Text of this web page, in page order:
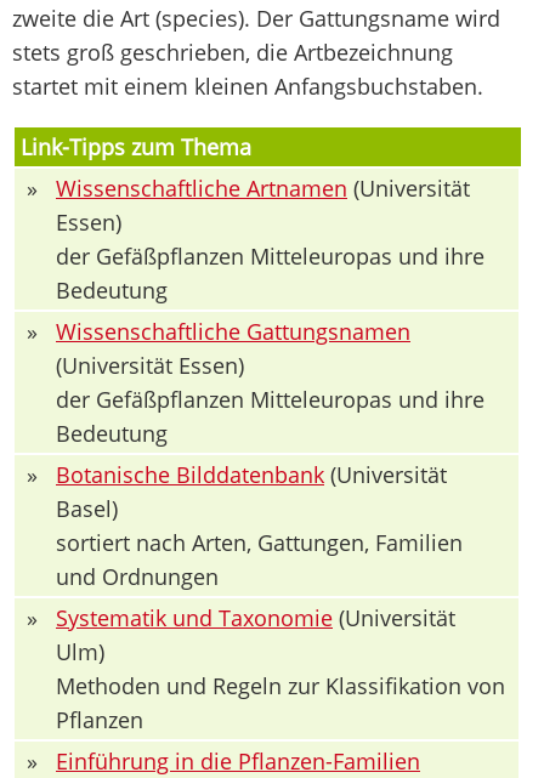
zweite die Art (species). Der Gattungsname wird
stets groß geschrieben, die Artbezeichnung
startet mit einem kleinen Anfangsbuchstaben.
Link-Tipps zum Thema
»
Wissenschaftliche Artnamen (Universität
Essen)
der Gefäßpflanzen Mitteleuropas und ihre
Bedeutung
»
Wissenschaftliche Gattungsnamen
(Universität Essen)
der Gefäßpflanzen Mitteleuropas und ihre
Bedeutung
»
Botanische Bilddatenbank (Universität
Basel)
sortiert nach Arten, Gattungen, Familien
und Ordnungen
»
Systematik und Taxonomie (Universität
Ulm)
Methoden und Regeln zur Klassifikation von
Pflanzen
»
Einführung in die Pflanzen-Familien